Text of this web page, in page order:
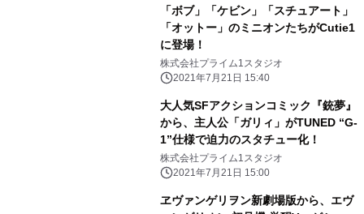
「ボブ」「ケビン」「スチュアート」
「オットー」のミニオンたちがCutie1
に登場！
株式会社プライム1スタジオ
2021年7月21日 15:40
大人気SFアクションコミック『銃夢』
から、主人公「ガリィ」がTUNED “G-
1”仕様で迫力のスタチュー化！
株式会社プライム1スタジオ
2021年7月21日 15:00
ヱヴァンゲリヲン新劇場版から、エヴ